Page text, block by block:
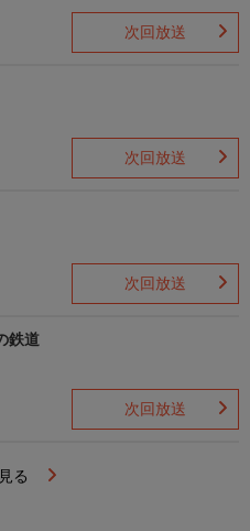
次回放送
次回放送
次回放送
鉄道
次回放送
見る